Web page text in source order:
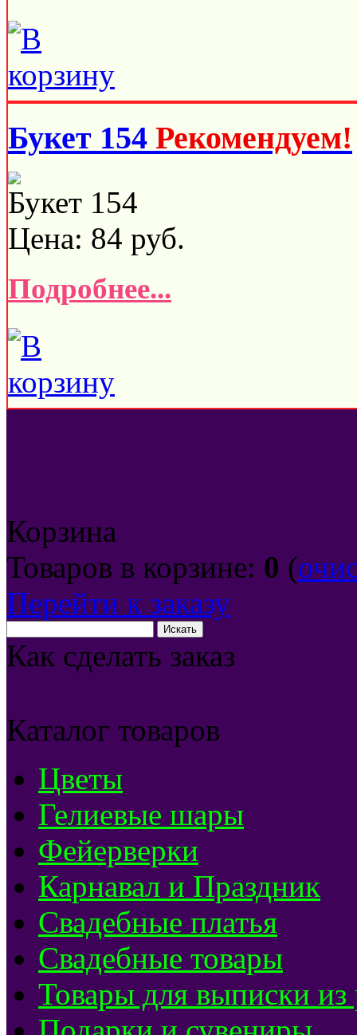
Букет 154 Рекомендуем!
Букет 154
Цена: 84 руб.
Подробнее...
Корзина
Товаров в корзине: 0 (
Перейти к заказу
Как сделать заказ
Каталог товаров
Цветы
Гелиевые шары
Фейерверки
Карнавал и Праздник
Свадебные платья
Свадебные товары
Товары для выписки из